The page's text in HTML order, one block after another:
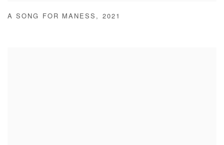
A SONG FOR MANESS , 2021